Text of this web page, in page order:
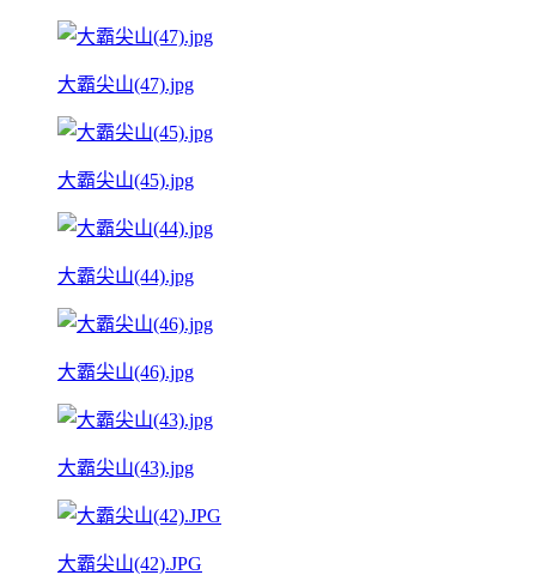
大霸尖山(47).jpg
大霸尖山(45).jpg
大霸尖山(44).jpg
大霸尖山(46).jpg
大霸尖山(43).jpg
大霸尖山(42).JPG